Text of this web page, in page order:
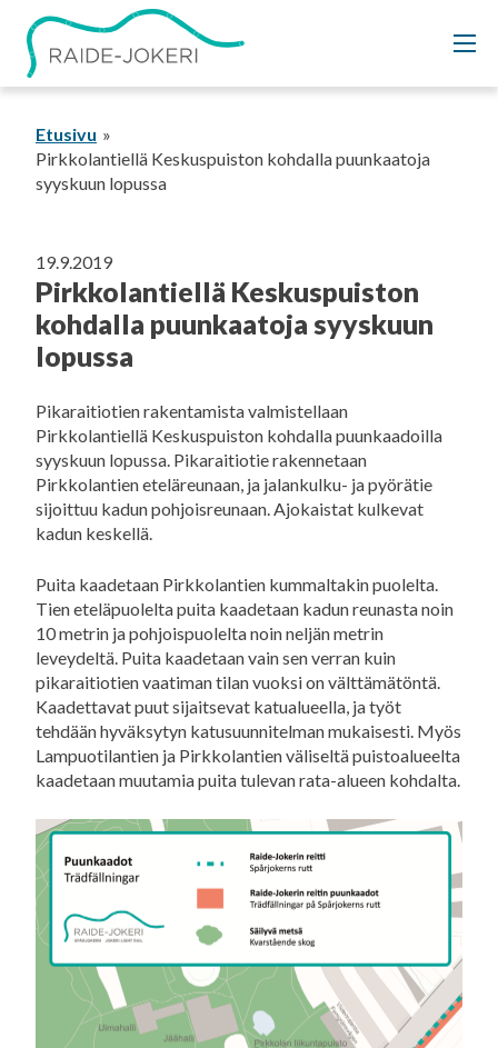
Siirry
sisältöön
Etusivu
Pirkkolantiellä Keskuspuiston kohdalla puunkaatoja
syyskuun lopussa
19.9.2019
Pirkkolantiellä Keskuspuiston
kohdalla puunkaatoja syyskuun
lopussa
Pikaraitiotien rakentamista valmistellaan
Pirkkolantiellä Keskuspuiston kohdalla puunkaadoilla
syyskuun lopussa. Pikaraitiotie rakennetaan
Pirkkolantien eteläreunaan, ja jalankulku- ja pyörätie
sijoittuu kadun pohjoisreunaan. Ajokaistat kulkevat
kadun keskellä.
Puita kaadetaan Pirkkolantien kummaltakin puolelta.
Tien eteläpuolelta puita kaadetaan kadun reunasta noin
10 metrin ja pohjoispuolelta noin neljän metrin
leveydeltä. Puita kaadetaan vain sen verran kuin
pikaraitiotien vaatiman tilan vuoksi on välttämätöntä.
Kaadettavat puut sijaitsevat katualueella, ja työt
tehdään hyväksytyn katusuunnitelman mukaisesti. Myös
Lampuotilantien ja Pirkkolantien väliseltä puistoalueelta
kaadetaan muutamia puita tulevan rata-alueen kohdalta.